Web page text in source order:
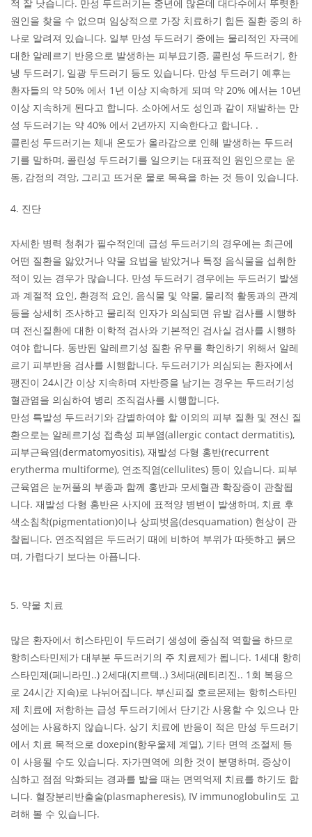
적 잘 낫습니다. 만성 두드러기는 중년에 많은데 대다수에서 뚜렷한
원인을 찾을 수 없으며 임상적으로 가장 치료하기 힘든 질환 중의 하
나로 알려져 있습니다. 일부 만성 두드러기 중에는 물리적인 자극에
대한 알레르기 반응으로 발생하는 피부묘기증, 콜린성 두드러기, 한
냉 두드러기, 일광 두드러기 등도 있습니다. 만성 두드러기 예후는
환자들의 약 50% 에서 1년 이상 지속하게 되며 약 20% 에서는 10년
이상 지속하게 된다고 합니다. 소아에서도 성인과 같이 재발하는 만
성 두드러기는 약 40% 에서 2년까지 지속한다고 합니다. .
콜린성 두드러기는 체내 온도가 올라감으로 인해 발생하는 두드러
기를 말하며, 콜린성 두드러기를 일으키는 대표적인 원인으로는 운
동, 감정의 격앙, 그리고 뜨거운 물로 목욕을 하는 것 등이 있습니다.
4. 진단
자세한 병력 청취가 필수적인데 급성 두드러기의 경우에는 최근에
어떤 질환을 앓았거나 약물 요법을 받았거나 특정 음식물을 섭취한
적이 있는 경우가 많습니다. 만성 두드러기 경우에는 두드러기 발생
과 계절적 요인, 환경적 요인, 음식물 및 약물, 물리적 활동과의 관계
등을 상세히 조사하고 물리적 인자가 의심되면 유발 검사를 시행하
며 전신질환에 대한 이학적 검사와 기본적인 검사실 검사를 시행하
여야 합니다. 동반된 알레르기성 질환 유무를 확인하기 위해서 알레
르기 피부반응 검사를 시행합니다. 두드러기가 의심되는 환자에서
팽진이 24시간 이상 지속하며 자반증을 남기는 경우는 두드러기성
혈관염을 의심하여 병리 조직검사를 시행합니다.
만성 특발성 두드러기와 감별하여야 할 이외의 피부 질환 및 전신 질
환으로는 알레르기성 접촉성 피부염(allergic contact dermatitis),
피부근육염(dermatomyositis), 재발성 다형 홍반(recurrent
erytherma multiforme), 연조직염(cellulites) 등이 있습니다. 피부
근육염은 눈꺼풀의 부종과 함께 홍반과 모세혈관 확장증이 관찰됩
니다. 재발성 다형 홍반은 사지에 표적양 병변이 발생하며, 치료 후
색소침착(pigmentation)이나 상피벗음(desquamation) 현상이 관
찰됩니다. 연조직염은 두드러기 때에 비하여 부위가 따뜻하고 붉으
며, 가렵다기 보다는 아픕니다.
5. 약물 치료
많은 환자에서 히스타민이 두드러기 생성에 중심적 역할을 하므로
항히스타민제가 대부분 두드러기의 주 치료제가 됩니다. 1세대 항히
스타민제(페니라민..) 2세대(지르텍..) 3세대(레티리진.. 1회 복용으
로 24시간 지속)로 나뉘어집니다. 부신피질 호르몬제는 항히스타민
제 치료에 저항하는 급성 두드러기에서 단기간 사용할 수 있으나 만
성에는 사용하지 않습니다. 상기 치료에 반응이 적은 만성 두드러기
에서 치료 목적으로 doxepin(항우울제 계열), 기타 면역 조절제 등
이 사용될 수도 있습니다. 자가면역에 의한 것이 분명하며, 증상이
심하고 점점 악화되는 경과를 밟을 때는 면역억제 치료를 하기도 합
니다. 혈장분리반출술(plasmapheresis), IV immunoglobulin도 고
려해 볼 수 있습니다.